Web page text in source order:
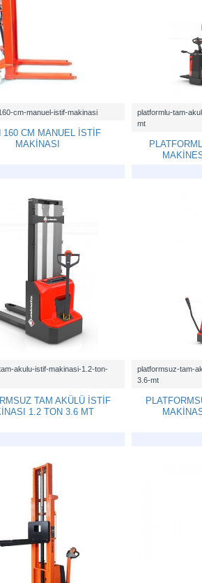
cm-manuel-istif-makinasi
160 CM MANUEL İSTİF
MAKİNASI
platformlu-tam-
mt
akulu-istif-makinasi-1.2-ton-
TAM AKÜLÜ İSTİF
1.2 TON 3.6 MT
platformsuz-tam-
3.6-mt